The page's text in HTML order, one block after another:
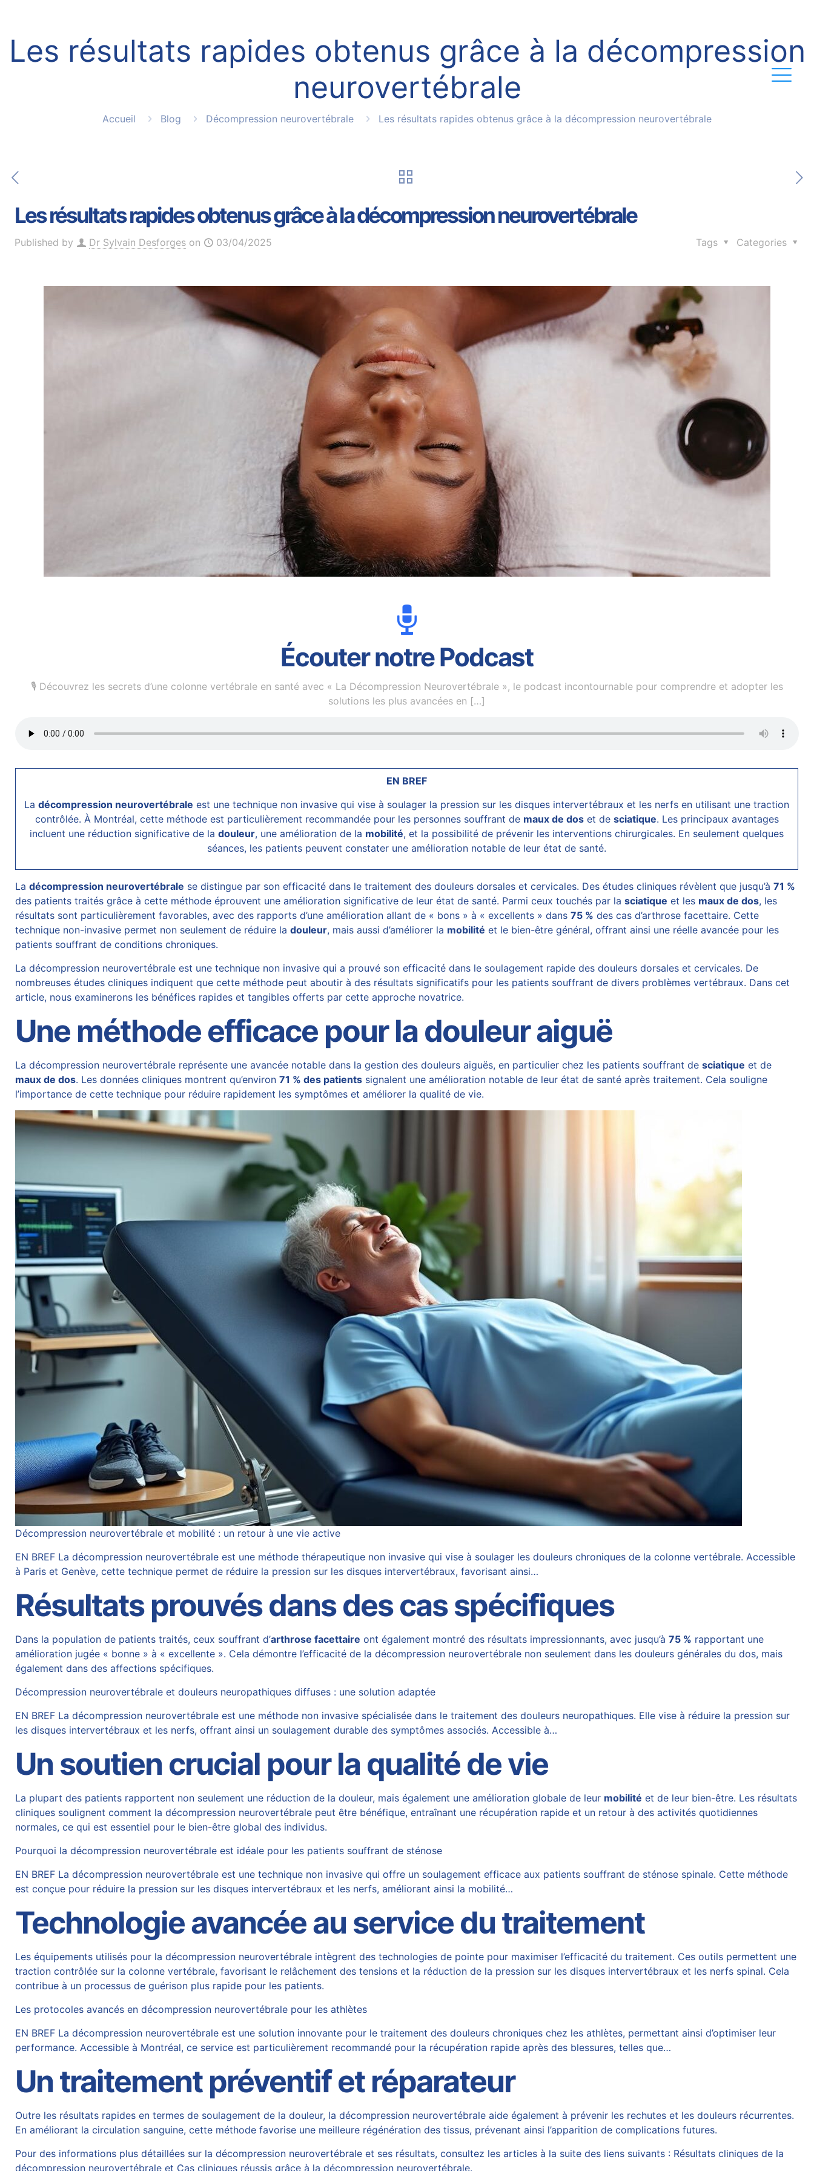
Les résultats rapides obtenus grâce à la décompression
neurovertébrale
Accueil Blog Décompression neurovertébrale Les résultats rapides obtenus grâce à la décompression neurovertébrale
Les résultats rapides obtenus grâce à la décompression neurovertébrale
Published by Dr Sylvain Desforges on 03/04/2025 Categories
Tags
Écouter notre Podcast
🎙️ Découvrez les secrets d’une colonne vertébrale en santé avec « La Décompression Neurovertébrale », le podcast incontournable pour comprendre et adopter les
solutions les plus avancées en […]
EN BREF
Ladécompression neurovertébrale est une technique non invasive qui vise à soulager la pression sur les disques intervertébraux et les nerfs en utilisant une traction
contrôlée. À Montréal, cette méthode est particulièrement recommandée pour les personnes souffrant de maux de doset de sciatique. Les principaux avantages
incluent une réduction significative de ladouleur, une amélioration de la mobilité, et la possibilité de prévenir les interventions chirurgicales. En seulement quelques
séances, les patients peuvent constater une amélioration notable de leur état de santé.
Ladécompression neurovertébrale se distingue par son efficacité dans le traitement des douleurs dorsales et cervicales. Des études cliniques révèlent que jusqu’à71 %
des patients traités grâce à cette méthode éprouvent une amélioration significative de leur état de santé. Parmi ceux touchés par lasciatique et les maux de dos, les
résultats sont particulièrement favorables, avec des rapports d’une amélioration allant de « bons » à « excellents » dans75 % des cas d’arthrose facettaire. Cette
technique non-invasive permet non seulement de réduire ladouleur, mais aussi d’améliorer la mobilité et le bien-être général, offrant ainsi une réelle avancée pour les
patients souffrant de conditions chroniques.
La décompression neurovertébrale est une technique non invasive qui a prouvé son efficacité dans le soulagement rapide des douleurs dorsales et cervicales. De
nombreuses études cliniques indiquent que cette méthode peut aboutir à des résultats significatifs pour les patients souffrant de divers problèmes vertébraux. Dans cet
article, nous examinerons les bénéfices rapides et tangibles offerts par cette approche novatrice.
Une méthode efficace pour la douleur aiguë
La décompression neurovertébrale représente une avancée notable dans la gestion des douleurs aiguës, en particulier chez les patients souffrant desciatique et de
maux de dos. Les données cliniques montrent qu’environ71 % des patients signalent une amélioration notable de leur état de santé après traitement. Cela souligne
l’importance de cette technique pour réduire rapidement les symptômes et améliorer la qualité de vie.
Décompression neurovertébrale et mobilité : un retour à une vie active
EN BREF La décompression neurovertébrale est une méthode thérapeutique non invasive qui vise à soulager les douleurs chroniques de la colonne vertébrale. Accessible
à Paris et Genève, cette technique permet de réduire la pression sur les disques intervertébraux, favorisant ainsi…
Résultats prouvés dans des cas spécifiques
Dans la population de patients traités, ceux souffrant d’arthrose facettaire ont également montré des résultats impressionnants, avec jusqu’à75 % rapportant une
amélioration jugée « bonne » à « excellente ». Cela démontre l’efficacité de la décompression neurovertébrale non seulement dans les douleurs générales du dos, mais
également dans des affections spécifiques.
Décompression neurovertébrale et douleurs neuropathiques diffuses : une solution adaptée
EN BREF La décompression neurovertébrale est une méthode non invasive spécialisée dans le traitement des douleurs neuropathiques. Elle vise à réduire la pression sur
les disques intervertébraux et les nerfs, offrant ainsi un soulagement durable des symptômes associés. Accessible à…
Un soutien crucial pour la qualité de vie
La plupart des patients rapportent non seulement une réduction de la douleur, mais également une amélioration globale de leur mobilité et de leur bien-être. Les résultats
cliniques soulignent comment la décompression neurovertébrale peut être bénéfique, entraînant une récupération rapide et un retour à des activités quotidiennes
normales, ce qui est essentiel pour le bien-être global des individus.
Pourquoi la décompression neurovertébrale est idéale pour les patients souffrant de sténose
EN BREF La décompression neurovertébrale est une technique non invasive qui offre un soulagement efficace aux patients souffrant de sténose spinale. Cette méthode
est conçue pour réduire la pression sur les disques intervertébraux et les nerfs, améliorant ainsi la mobilité…
Technologie avancée au service du traitement
Les équipements utilisés pour la décompression neurovertébrale intègrent des technologies de pointe pour maximiser l’efficacité du traitement. Ces outils permettent une
traction contrôlée sur la colonne vertébrale, favorisant le relâchement des tensions et la réduction de la pression sur les disques intervertébraux et les nerfs spinal. Cela
contribue à un processus de guérison plus rapide pour les patients.
Les protocoles avancés en décompression neurovertébrale pour les athlètes
EN BREF La décompression neurovertébrale est une solution innovante pour le traitement des douleurs chroniques chez les athlètes, permettant ainsi d’optimiser leur
performance. Accessible à Montréal, ce service est particulièrement recommandé pour la récupération rapide après des blessures, telles que…
Un traitement préventif et réparateur
Outre les résultats rapides en termes de soulagement de la douleur, la décompression neurovertébrale aide également à prévenir les rechutes et les douleurs récurrentes.
En améliorant la circulation sanguine, cette méthode favorise une meilleure régénération des tissus, prévenant ainsi l’apparition de complications futures.
Pour des informations plus détaillées sur la décompression neurovertébrale et ses résultats, consultez les articles à la suite des liens suivants : Résultats cliniques de la
décompression neurovertébrale et Cas cliniques réussis grâce à la décompression neurovertébrale.